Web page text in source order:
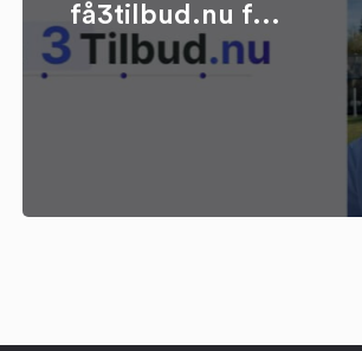
få3tilbud.nu f...